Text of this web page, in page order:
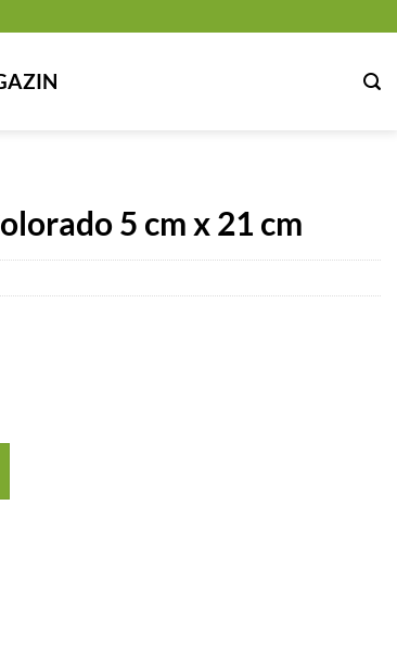
5 cm x 21 cm